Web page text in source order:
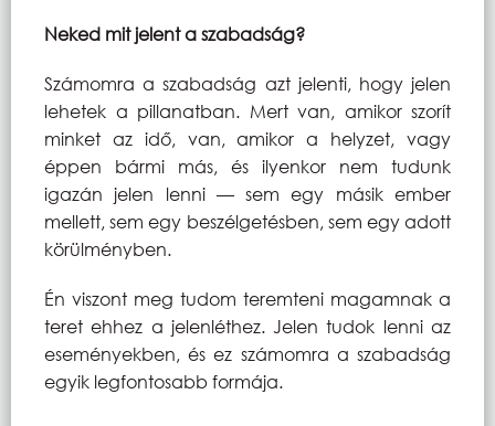
Neked mit jelent a szabadság?
Számomra a szabadság azt jelenti, hogy jelen
lehetek a pillanatban. Mert van, amikor szorít
minket az idő, van, amikor a helyzet, vagy
éppen bármi más, és ilyenkor nem tudunk
igazán jelen lenni — sem egy másik ember
mellett, sem egy beszélgetésben, sem egy adott
körülményben.
Én viszont meg tudom teremteni magamnak a
teret ehhez a jelenléthez. Jelen tudok lenni az
eseményekben, és ez számomra a szabadság
egyik legfontosabb formája.